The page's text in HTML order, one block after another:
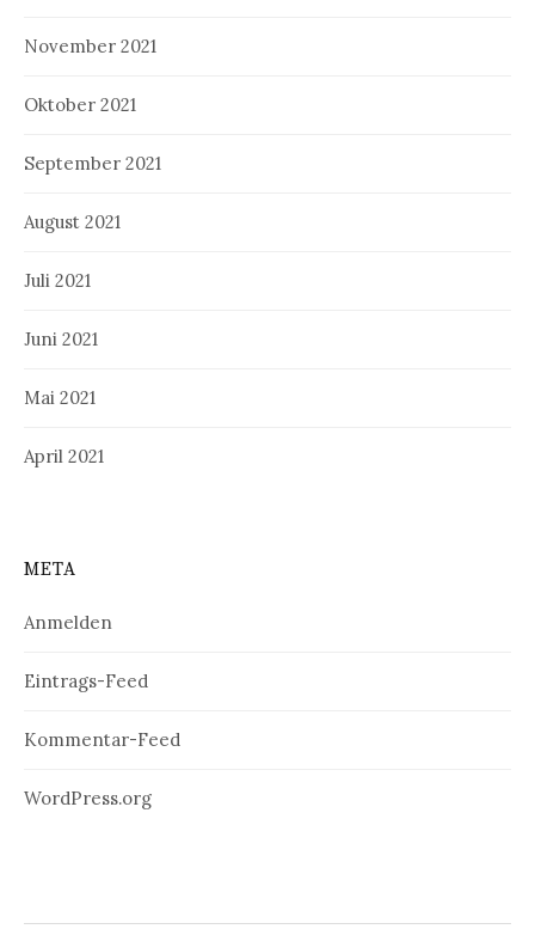
November 2021
Oktober 2021
September 2021
August 2021
Juli 2021
Juni 2021
Mai 2021
April 2021
META
Anmelden
Eintrags-Feed
Kommentar-Feed
WordPress.org